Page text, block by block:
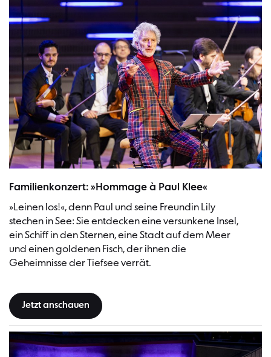
Familienkonzert: »Hommage à Paul Klee«
»Leinen los!«, denn Paul und seine Freundin Lily
stechen in See: Sie entdecken eine versunkene Insel,
ein Schiff in den Sternen, eine Stadt auf dem Meer
und einen goldenen Fisch, der ihnen die
Geheimnisse der Tiefsee verrät.
Jetzt anschauen